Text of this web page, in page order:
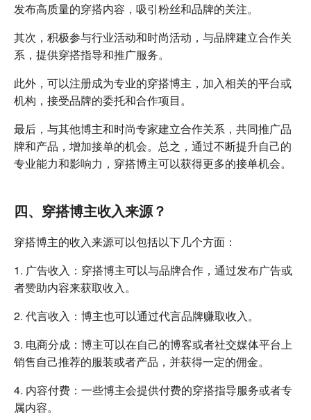
发布高质量的穿搭内容，吸引粉丝和品牌的关注。
其次，积极参与行业活动和时尚活动，与品牌建立合作关
系，提供穿搭指导和推广服务。
此外，可以注册成为专业的穿搭博主，加入相关的平台或
机构，接受品牌的委托和合作项目。
最后，与其他博主和时尚专家建立合作关系，共同推广品
牌和产品，增加接单的机会。总之，通过不断提升自己的
专业能力和影响力，穿搭博主可以获得更多的接单机会。
四、穿搭博主收入来源？
穿搭博主的收入来源可以包括以下几个方面：
1. 广告收入：穿搭博主可以与品牌合作，通过发布广告或
者赞助内容来获取收入。
2. 代言收入：博主也可以通过代言品牌赚取收入。
3. 电商分成：博主可以在自己的博客或者社交媒体平台上
销售自己推荐的服装或者产品，并获得一定的佣金。
4. 内容付费：一些博主会提供付费的穿搭指导服务或者专
属内容。